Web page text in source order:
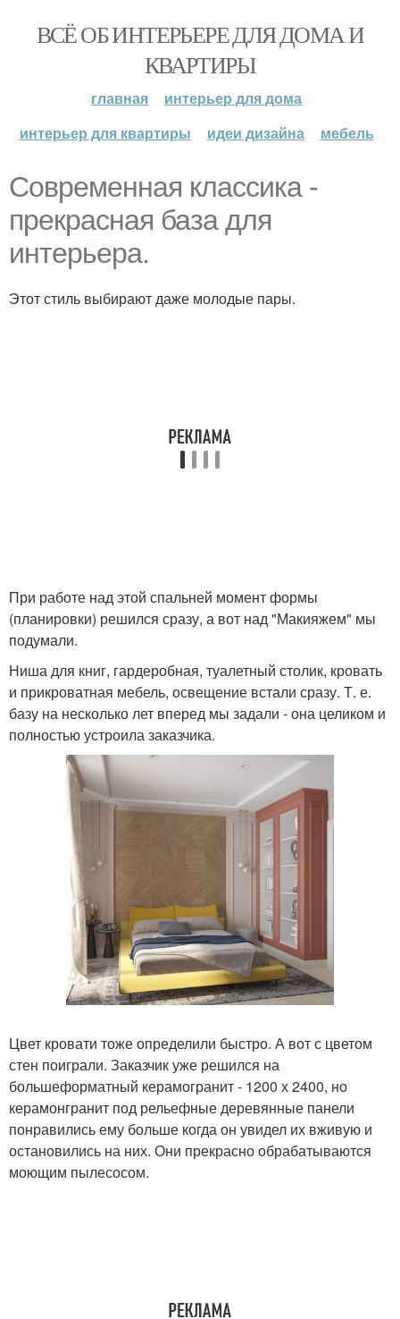
ВСЁ ОБ ИНТЕРЬЕРЕ ДЛЯ ДОМА И
КВАРТИРЫ
главная
интерьер для дома
интерьер для квартиры
идеи дизайна мебель
Современная классика -
прекрасная база для
интерьера.
Этот стиль выбирают даже молодые пары.
При работе над этой спальней момент формы
(планировки) решился сразу, а вот над "Макияжем" мы
подумали.
Ниша для книг, гардеробная, туалетный столик, кровать
и прикроватная мебель, освещение встали сразу. Т. е.
базу на несколько лет вперед мы задали - она целиком и
полностью устроила заказчика.
Цвет кровати тоже определили быстро. А вот с цветом
стен поиграли. Заказчик уже решился на
большеформатный керамогранит - 1200 х 2400, но
керамонгранит под рельефные деревянные панели
понравились ему больше когда он увидел их вживую и
остановились на них. Они прекрасно обрабатываются
моющим пылесосом.